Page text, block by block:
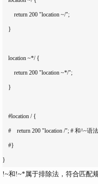
!~和 !~*属于排除法，符合匹配